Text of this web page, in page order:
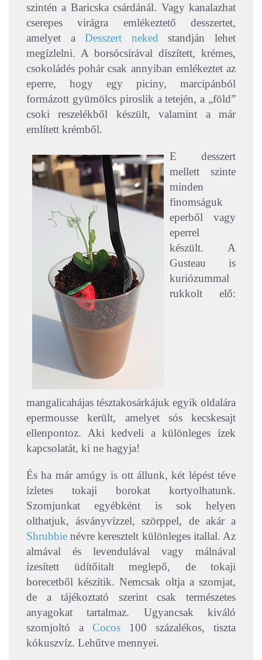
szintén a Baricska csárdánál. Vagy kanalazhat
cserepes virágra emlékeztető desszertet,
amelyet aDesszert neked standján lehet
megízlelni. A borsócsírával díszített, krémes,
csokoládés pohár csak annyiban emlékeztet az
eperre, hogy egy piciny, marcipánból
formázott gyümölcs piroslik a tetején, a „föld”
csoki reszelékből készült, valamint a már
említett krémből.
E desszert
mellett szinte
minden
finomságuk
eperből vagy
eperrel
készült. A
Gusteau is
kuriózummal
rukkolt elő:
mangalicahájas tésztakosárkájuk egyik oldalára
epermousse került, amelyet sós kecskesajt
ellenpontoz. Aki kedveli a különleges ízek
kapcsolatát, ki ne hagyja!
És ha már amúgy is ott állunk, két lépést téve
ízletes tokaji borokat kortyolhatunk.
Szomjunkat egyébként is sok helyen
olthatjuk, ásványvízzel, szörppel, de akár a
Shrubbie névre keresztelt különleges itallal. Az
almával és levendulával vagy málnával
ízesített üdítőitalt meglepő, de tokaji
borecetből készítik. Nemcsak oltja a szomjat,
de a tájékoztató szerint csak természetes
anyagokat tartalmaz. Ugyancsak kiváló
szomjoltó a Cocos 100 százalékos, tiszta
kókuszvíz. Lehűtve mennyei.